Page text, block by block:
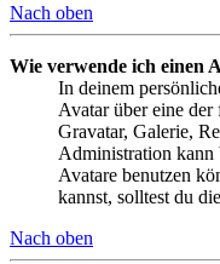
Nach oben
Wie verwende ich einen
In deinem
Avatar über eine
Gravatar, Galerie,
Administration kann
Avatare benutzen
kannst, solltest du
Nach oben